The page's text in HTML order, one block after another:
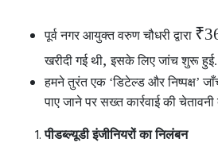
पूर्व नगर आयुक्त वरुण चौधरी द्वारा
खरीदी गई थी,इसके लिए जांच शुरू हुई.
हमने तुरंत एक ‘डिटेल्ड और निष्पक्ष’
पाए जाने पर सख्त कार्रवाई की चेतावनी
पीडब्ल्यूडी इंजीनियरों का निलंबन